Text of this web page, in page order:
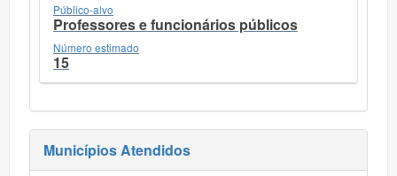
Público-alvo
Professores e funcionários públicos
Número estimado
15
Municípios Atendidos